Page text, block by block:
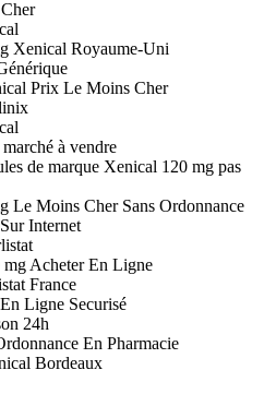
Xenical Royaume-Uni
Prix Le Moins Cher
à vendre
de marque Xenical 120 mg pas
Le Moins Cher Sans Ordonnance
Internet
Acheter En Ligne
France
Ligne Securisé
24h
En Pharmacie
Bordeaux